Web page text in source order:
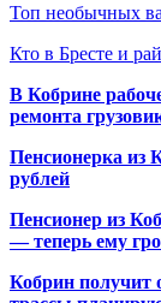
Топ необычных
Кто в Бресте и
В Кобрине
ремонта
Пенсионерка из
рублей
Пенсионер из
— теперь ему
Кобрин получит